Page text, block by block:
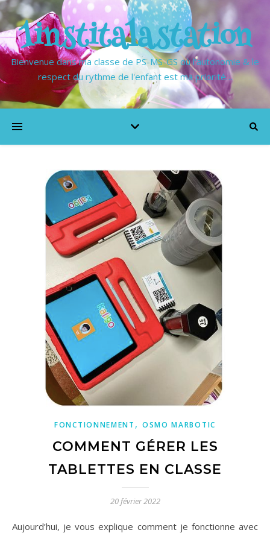
1institalastation
Bienvenue dans ma classe de PS-MS-GS où l'autonomie & le
respect du rythme de l'enfant est ma priorité…
FONCTIONNEMENT , OSMO MARBOTIC
COMMENT GÉRER LES
TABLETTES EN CLASSE
20 février 2022
Aujourd’hui, je vous explique comment je fonctionne avec